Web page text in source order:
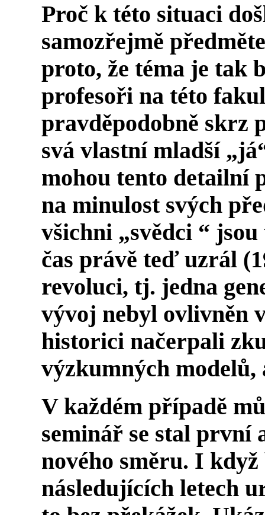
Proč k této situaci
samozřejmě
proto, že téma je tak
profesoři na této
pravděpodobně skrz
svá vlastní mladší
mohou tento detailní
na minulost svých
všichni „svědci “
čas právě teď uzrál
revoluci, tj. jedna
vývoj nebyl ovlivněn
historici načerpali
výzkumných
V každém případě
seminář se stal první
nového směru. I
následujících letech